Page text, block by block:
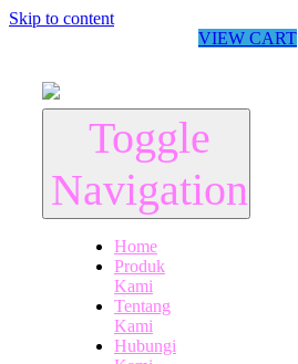
Skip to content
VIEW CART
Toggle
Navigation
Home
Produk
Kami
Tentang
Kami
Hubungi